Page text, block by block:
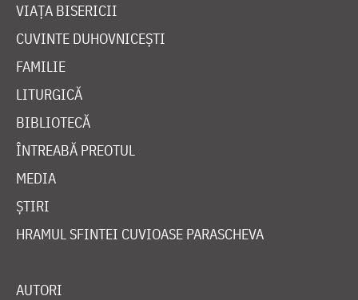
VIAȚA BISERICII
CUVINTE DUHOVNICEȘTI
FAMILIE
LITURGICĂ
BIBLIOTECĂ
ÎNTREABĂ PREOTUL
MEDIA
ȘTIRI
HRAMUL SFINTEI CUVIOASE PARASCHEVA
AUTORI